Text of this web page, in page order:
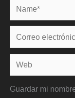
Name*
Correo
electrónico*
Web
Guardar mi